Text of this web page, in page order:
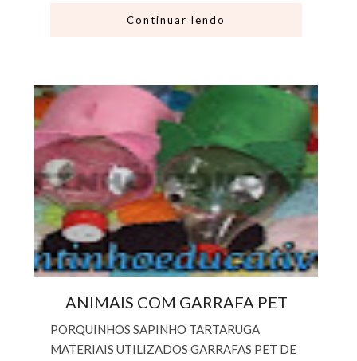
Continuar lendo
ANIMAIS COM GARRAFA PET
PORQUINHOS SAPINHO TARTARUGA
MATERIAIS UTILIZADOS GARRAFAS PET DE